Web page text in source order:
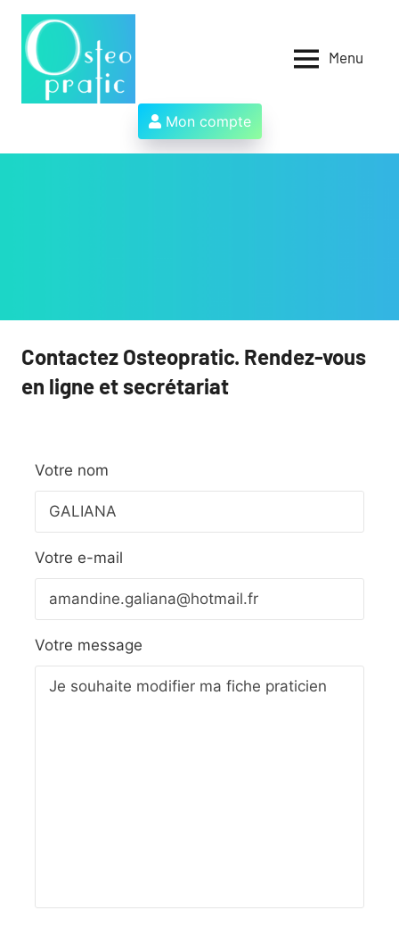
Aller
contenu
des
ostéopathes
et
Menu
Mon compte
Contactez Osteopratic. Rendez-vous
en ligne et secrétariat
Votre nom
Votre e-mail
Votre message